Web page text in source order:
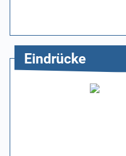
Eindrücke